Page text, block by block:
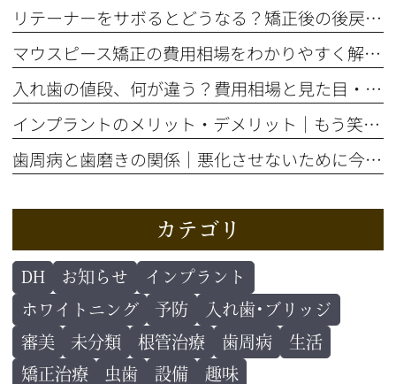
リテーナーをサボるとどうなる？矯正後の後戻りを防ぐ装着期間の話
マウスピース矯正の費用相場をわかりやすく解説！総額はいくら？
入れ歯の値段、何が違う？費用相場と見た目・噛み心地の比較ポイント
インプラントのメリット・デメリット｜もう笑顔をためらわない選択とは
歯周病と歯磨きの関係｜悪化させないために今すぐ自分でできること
カテゴリ
DH お知らせ
インプラント
ホワイトニング
予防
入れ歯･ブリッジ
審美
未分類 根管治療 歯周病
生活
矯正治療
虫歯 設備 趣味